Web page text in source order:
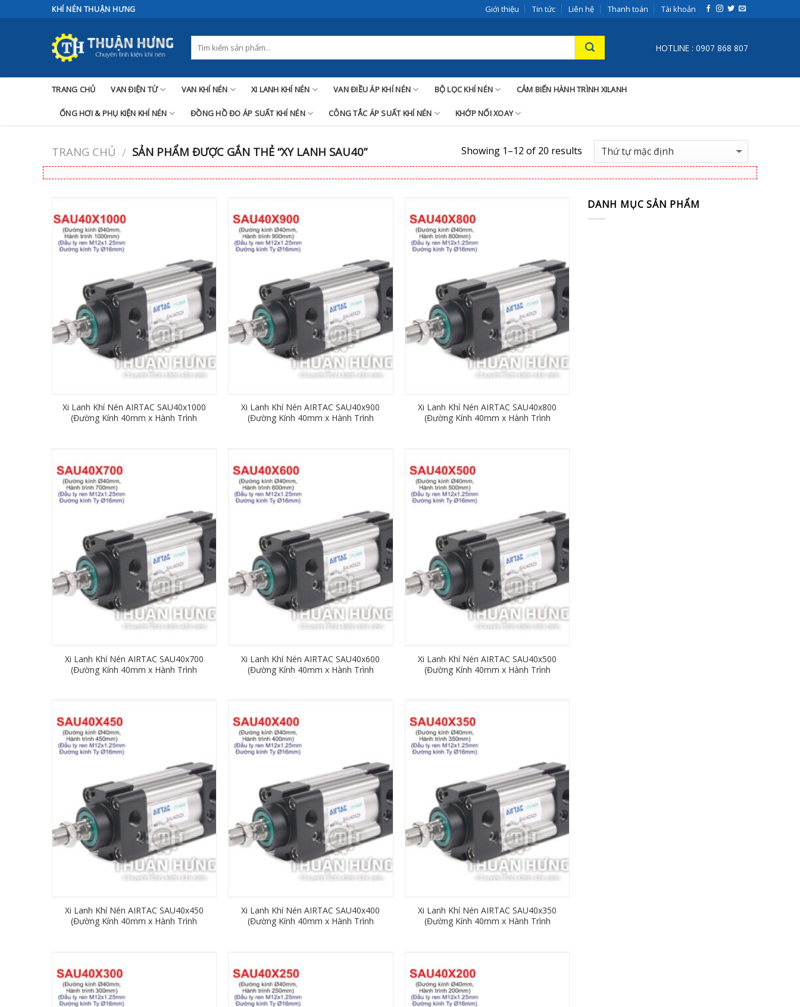
to
KHÍ NÉN THUẬN HƯNG Giới thiệu Tin tức Liên hệ Thanh toán Tài khoản
HOTLINE : 0907 868 807
TRANG CHỦ VAN ĐIỆN TỪ VAN KHÍ NÉN XI LANH KHÍ NÉN VAN ĐIỀU ÁP KHÍ NÉN BỘ LỌC KHÍ NÉN CẢM BIẾN HÀNH TRÌNH XILANH
ỐNG HƠI & PHỤ KIỆN KHÍ NÉN ĐỒNG HỒ ĐO ÁP SUẤT KHÍ NÉN CÔNG TẮC ÁP SUẤT KHÍ NÉN KHỚP NỐI XOAY
TRANG CHỦ / SẢN PHẨM ĐƯỢC GẮN THẺ “XY LANH SAU40” Showing 1–12 of 20 results
Xi Lanh Khí Nén AIRTAC SAU40x1000
(Đường Kính 40mm x Hành Trình
Xi Lanh Khí Nén AIRTAC SAU40x900
(Đường Kính 40mm x Hành Trình
Xi Lanh Khí Nén AIRTAC SAU40x800
(Đường Kính 40mm x Hành Trình
Xi Lanh Khí Nén AIRTAC SAU40x700
(Đường Kính 40mm x Hành Trình
Xi Lanh Khí Nén AIRTAC SAU40x600
(Đường Kính 40mm x Hành Trình
Xi Lanh Khí Nén AIRTAC SAU40x500
(Đường Kính 40mm x Hành Trình
Xi Lanh Khí Nén AIRTAC SAU40x450
(Đường Kính 40mm x Hành Trình
Xi Lanh Khí Nén AIRTAC SAU40x400
(Đường Kính 40mm x Hành Trình
Xi Lanh Khí Nén AIRTAC SAU40x350
(Đường Kính 40mm x Hành Trình
DANH MỤC SẢN PHẨM